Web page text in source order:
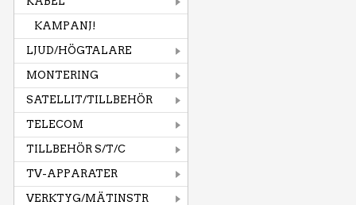
KAMPANJ!
LJUD/HÖGTALARE
MONTERING
SATELLIT/TILLBEHÖR
TELECOM
TILLBEHÖR S/T/C
TV-APPARATER
VERKTYG/MÄTINSTR